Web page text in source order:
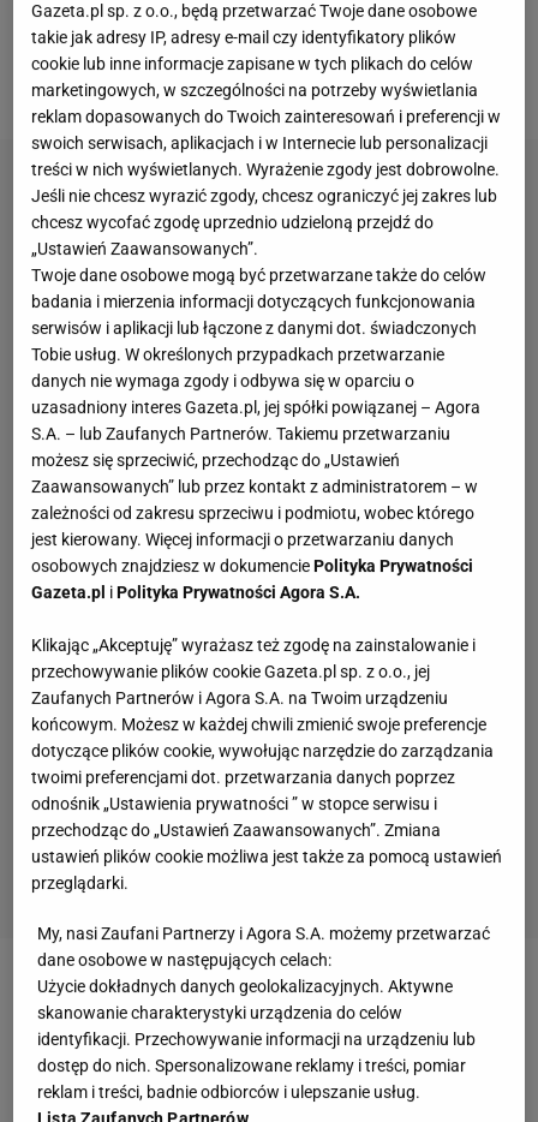
przeniesie się z drugoligowej Fortuny Düsseldorf
do Łudogorca Razgrad. Wszystko miało się odbyć na
zasadzie transferu gotówkowego.
Zobacz wideoIga Świątek oceniła swoją
najmocniejszą stronę [Wypowiedź z 2018 roku]
Jakub Piotrowski piłkarzem Łudogorca Razgrad.
Gazeta.pl sp. z o.o., będą przetwarzać Twoje dane osobowe
takie jak adresy IP, adresy e-mail czy identyfikatory plików
cookie lub inne informacje zapisane w tych plikach do celów
marketingowych, w szczególności na potrzeby wyświetlania
reklam dopasowanych do Twoich zainteresowań i preferencji w
swoich serwisach, aplikacjach i w Internecie lub personalizacji
treści w nich wyświetlanych. Wyrażenie zgody jest dobrowolne.
Jeśli nie chcesz wyrazić zgody, chcesz ograniczyć jej zakres lub
chcesz wycofać zgodę uprzednio udzieloną przejdź do
„Ustawień Zaawansowanych”.
Twoje dane osobowe mogą być przetwarzane także do celów
badania i mierzenia informacji dotyczących funkcjonowania
serwisów i aplikacji lub łączone z danymi dot. świadczonych
Tobie usług. W określonych przypadkach przetwarzanie
danych nie wymaga zgody i odbywa się w oparciu o
uzasadniony interes Gazeta.pl, jej spółki powiązanej – Agora
S.A. – lub Zaufanych Partnerów. Takiemu przetwarzaniu
możesz się sprzeciwić, przechodząc do „Ustawień
Zaawansowanych” lub przez kontakt z administratorem – w
zależności od zakresu sprzeciwu i podmiotu, wobec którego
jest kierowany. Więcej informacji o przetwarzaniu danych
osobowych znajdziesz w dokumenciePolityka Prywatności
Gazeta.pl iPolityka Prywatności Agora S.A.
Klikając „Akceptuję” wyrażasz też zgodę na zainstalowanie i
przechowywanie plików cookie Gazeta.pl sp. z o.o., jej
Zaufanych Partnerów i Agora S.A. na Twoim urządzeniu
końcowym. Możesz w każdej chwili zmienić swoje preferencje
dotyczące plików cookie, wywołując narzędzie do zarządzania
twoimi preferencjami dot. przetwarzania danych poprzez
odnośnik „Ustawienia prywatności ” w stopce serwisu i
przechodząc do „Ustawień Zaawansowanych”. Zmiana
ustawień plików cookie możliwa jest także za pomocą ustawień
przeglądarki.
My, nasi Zaufani Partnerzy i Agora S.A. możemy przetwarzać
dane osobowe w następujących celach:
Użycie dokładnych danych geolokalizacyjnych. Aktywne
skanowanie charakterystyki urządzenia do celów
identyfikacji. Przechowywanie informacji na urządzeniu lub
dostęp do nich. Spersonalizowane reklamy i treści, pomiar
reklam i treści, badnie odbiorców i ulepszanie usług.